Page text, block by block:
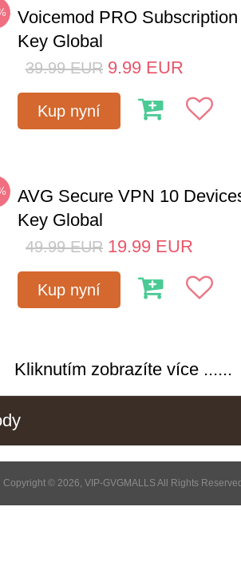
Voicemod PRO
Key Global
39.99 EUR 9.99 EUR
Kup nyní
AVG Secure VPN 10
Key Global
49.99 EUR 19.99 EUR
Kup nyní
Kliknutím zobrazíte více ......
Copyright © 2026, VIP-GVGMALLS All Rights